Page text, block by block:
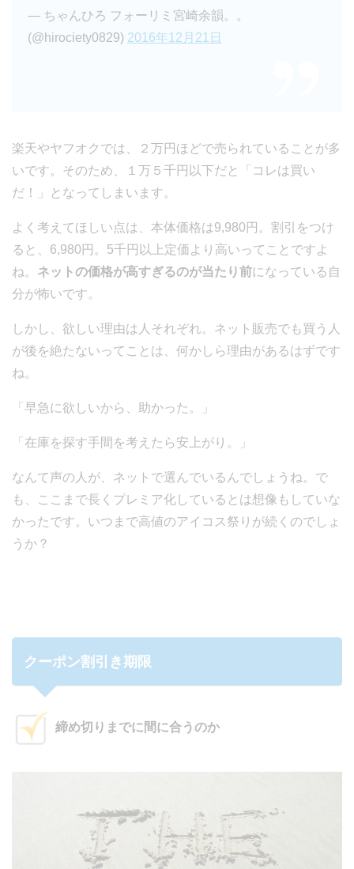
— ちゃんひろ フォーリミ宮崎余韻。。
(@hirociety0829) 2016年12月21日
楽天やヤフオクでは、２万円ほどで売られていることが多
いです。そのため、１万５千円以下だと「コレは買い
だ！」となってしまいます。
よく考えてほしい点は、本体価格は9,980円。割引をつけ
ると、6,980円。5千円以上定価より高いってことですよ
ね。 ネットの価格が高すぎるのが当たり前になっている自
分が怖いです。
しかし、欲しい理由は人それぞれ。ネット販売でも買う人
が後を絶たないってことは、何かしら理由があるはずです
ね。
「早急に欲しいから、助かった。」
「在庫を探す手間を考えたら安上がり。」
なんて声の人が、ネットで選んでいるんでしょうね。で
も、ここまで長くプレミア化しているとは想像もしていな
かったです。いつまで高値のアイコス祭りが続くのでしょ
うか？
クーポン割引き期限
締め切りまでに間に合うのか